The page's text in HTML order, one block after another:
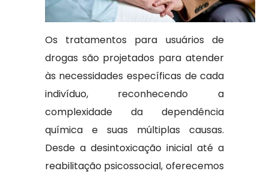
Os tratamentos para usuários de
drogas são projetados para atender
às necessidades específicas de cada
indivíduo, reconhecendo a
complexidade da dependência
química e suas múltiplas causas.
Desde a desintoxicação inicial até a
reabilitação psicossocial, oferecemos